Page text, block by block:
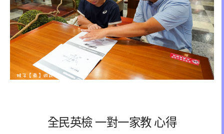
全民英檢 一對一家教 心得